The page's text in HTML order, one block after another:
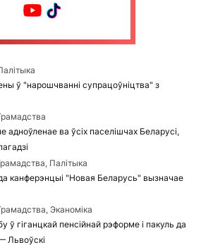
ў "нарошчванні супрацоўніцтва" з
адноўленае ва ўсіх паселішчах Беларусі,
Палітыка
канферэнцыі "Новая Беларусь" вызначае
Эканоміка
ў гіганцкай пенсійнай рэформе і пакуль да
Львоўскі